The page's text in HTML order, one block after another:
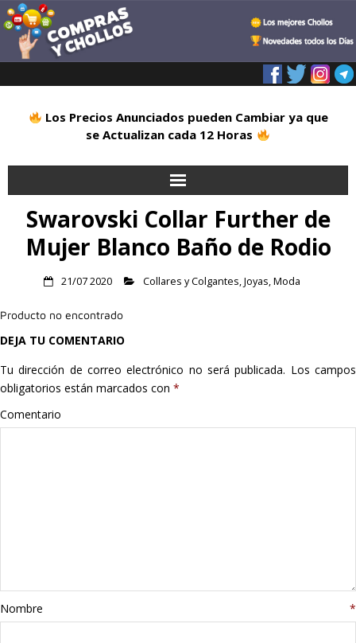
Los Precios Anunciados pueden Cambiar ya que
se Actualizan cada 12 Horas
Inicio
Alimentación
Deportes
Hogar
Informática
Stanley
Swarovski Collar Further de
Mujer Blanco Baño de Rodio
21/07 2020 Collares y Colgantes,Joyas,Moda
Producto no encontrado
DEJA TU COMENTARIO
Tu dirección de correo electrónico no será publicada. Los campos
obligatorios están marcados con *
Comentario
Nombre *